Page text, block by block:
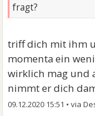
fragt?
triff dich mit ihm
momenta ein
wirklich mag und
nimmt er dich
09.12.2020 15:51 •